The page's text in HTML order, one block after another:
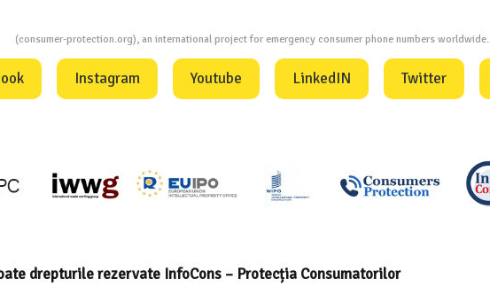
(consumer-protection.org), an international project for emergency consumer phone numbers worldwide.
Instagram Youtube LinkedIN Twitter
drepturile rezervate InfoCons – Protecția Consumatorilor